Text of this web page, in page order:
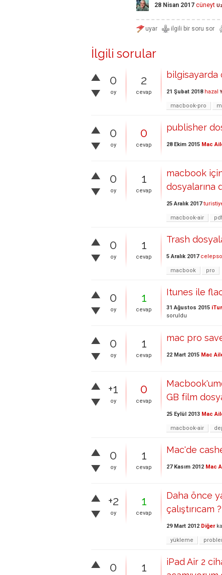
28 Nisan 2017 cüneyt
İlgili sorular
0
oy
2
cevap
bilgisayarda
21 Şubat 2018 hazal
macbook-pro
0
oy
0
cevap
publisher
28 Ekim 2015 Mac
0
oy
1
cevap
macbook
dosyalarına
25 Aralık 2017
macbook-air
0
oy
1
cevap
Trash
5 Aralık 2017
macbook pro
0
oy
1
cevap
Itunes ile flac
31 Ağustos 2015
soruldu
0
oy
1
cevap
mac pro save
22 Mart 2015 Mac
+1
oy
0
cevap
GB film
25 Eylül 2013 Mac
macbook-air
0
oy
1
cevap
Mac'de
27 Kasım 2012 Mac
+2
oy
1
cevap
Daha önce
çalıştırıcam ?
29 Mart 2012 Diğer
yükleme
0 1
iPad Air 2